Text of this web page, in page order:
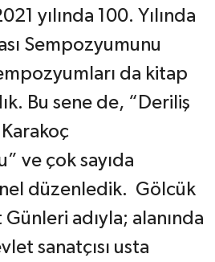
yılında 100. Yılında
Sempozyumunu
da kitap
Bu sene de, “Deriliş
ve çok sayıda
düzenledik. Gölcük
adıyla; alanında
sanatçısı usta